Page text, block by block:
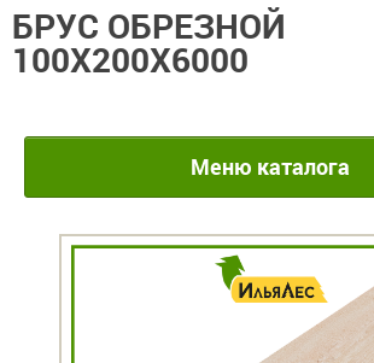
БРУС ОБРЕЗНОЙ
100Х200Х6000
Меню каталога